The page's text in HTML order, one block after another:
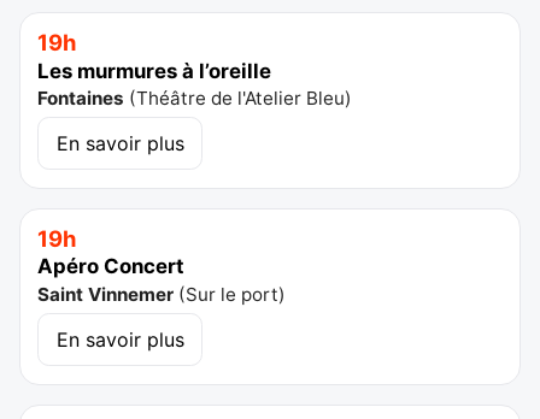
19h
Les murmures à l’oreille
Fontaines (Théâtre de l'Atelier Bleu)
En savoir plus
19h
Apéro Concert
Saint Vinnemer (Sur le port)
En savoir plus